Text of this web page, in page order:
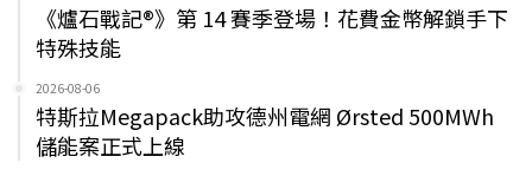
《爐石戰記®》第 14 賽季登場！花費金幣解鎖手下
特殊技能
2026-08-06
特斯拉Megapack助攻德州電網 Ørsted 500MWh
儲能案正式上線